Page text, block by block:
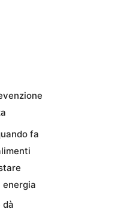
fa
energia
dà